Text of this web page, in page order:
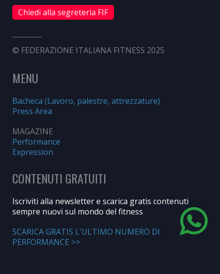
Chiedi alla segreteria FIF
© FEDERAZIONE ITALIANA FITNESS 2025
MENU
Bacheca (Lavoro, palestre, attrezzature)
Press Area
MAGAZINE
Performance
Expression
CONTENUTI GRATUITI
Iscriviti alla newsletter e scarica gratis contenuti
sempre nuovi sul mondo del fitness
SCARICA GRATIS L'ULTIMO NUMERO DI
PERFORMANCE >>